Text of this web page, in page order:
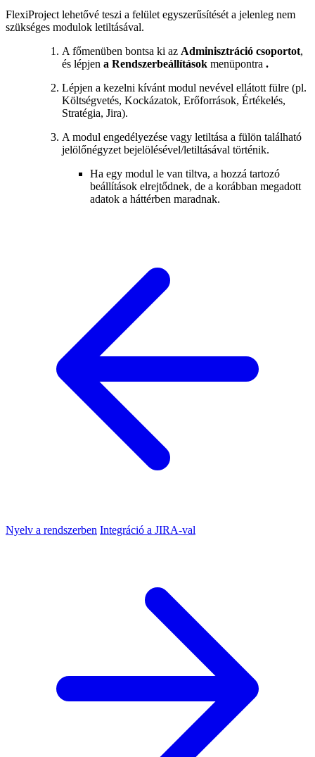
FlexiProject lehetővé teszi a felület egyszerűsítését a jelenleg nem
szükséges modulok letiltásával.
A főmenüben bontsa ki az Adminisztráció csoportot,
és lépjen a Rendszerbeállítások menüpontra .
Lépjen a kezelni kívánt modul nevével ellátott fülre (pl.
Költségvetés, Kockázatok, Erőforrások, Értékelés,
Stratégia, Jira).
A modul engedélyezése vagy letiltása a fülön található
jelölőnégyzet bejelölésével/letiltásával történik.
Ha egy modul le van tiltva, a hozzá tartozó
beállítások elrejtődnek, de a korábban megadott
adatok a háttérben maradnak.
Nyelv a rendszerben Integráció a JIRA-val